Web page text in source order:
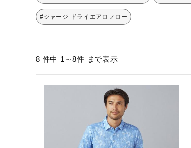
スイム
テニス／ソフトテニス
その他シリーズ
#ジャージ ドライエアロフロー
8 件中 1～8件 まで表示